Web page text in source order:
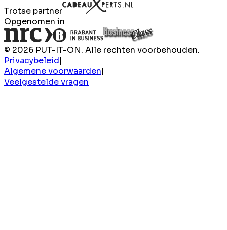
Trotse partner
Opgenomen in
© 2026 PUT-IT-ON. Alle rechten voorbehouden.
Privacybeleid|
Algemene voorwaarden|
Veelgestelde vragen